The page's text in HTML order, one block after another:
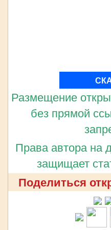
Размещение
без прямой
Права автора на
защищает
Поделиться